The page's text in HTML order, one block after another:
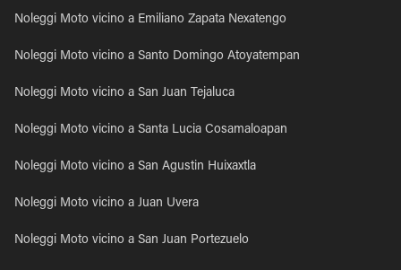
Noleggi Moto vicino a Emiliano Zapata Nexatengo
Noleggi Moto vicino a Santo Domingo Atoyatempan
Noleggi Moto vicino a San Juan Tejaluca
Noleggi Moto vicino a Santa Lucia Cosamaloapan
Noleggi Moto vicino a San Agustin Huixaxtla
Noleggi Moto vicino a Juan Uvera
Noleggi Moto vicino a San Juan Portezuelo